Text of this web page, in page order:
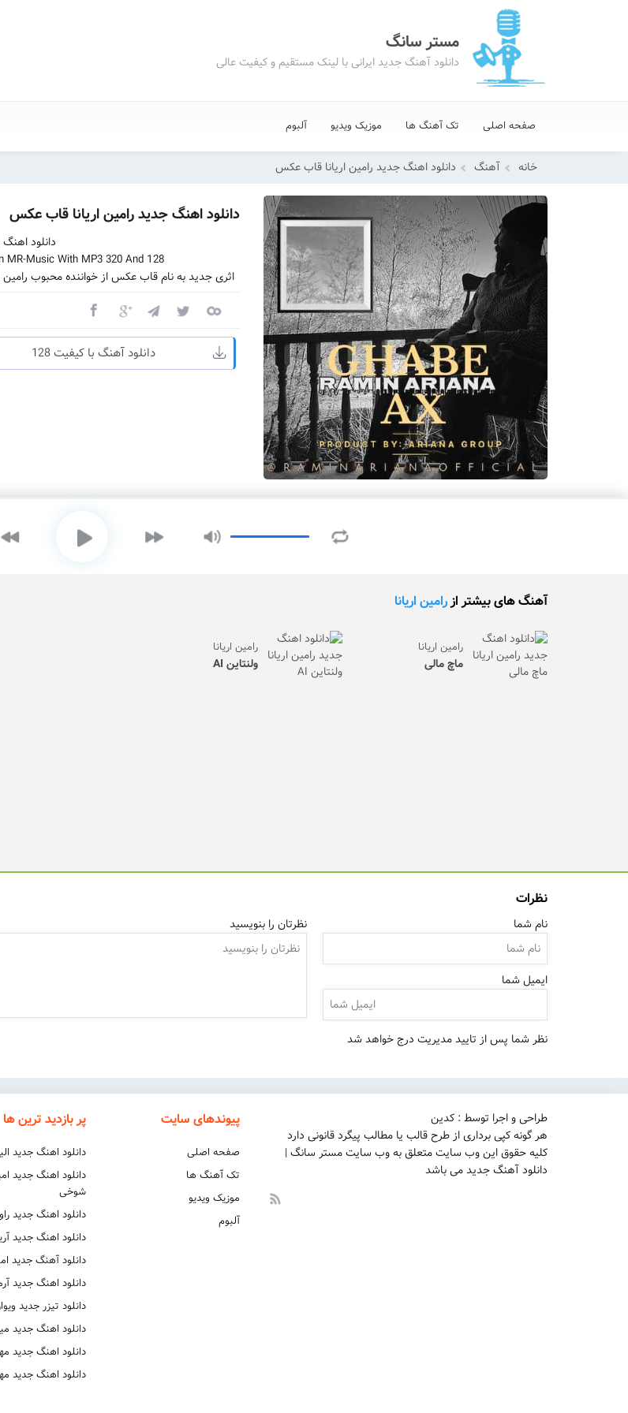
مستر سانگ
دانلود آهنگ جدید ایرانی با لینک مستقیم و کیفیت عالی
صفحه اصلی تک آهنگ ها موزیک ویدیو آلبوم
خانه آهنگ دانلود اهنگ جدید رامین اریانا قاب عکس
دانلود اهنگ جدید رامین اریانا قاب عکس
دانلود
MR-Music With MP3 320 And 128
اثری جدید به نام قاب عکس از خواننده محبوب
دانلود آهنگ با کیفیت 128
آهنگ های بیشتر ازرامین اریانا
رامین اریانا
ماچ مالی
رامین اریانا
ولنتاین AI
نظرات
نام شما
ایمیل شما
نظرتان را بنویسید
نظر شما پس از تایید مدیریت درج خواهد شد
طراحی و اجرا توسط : کدین
هر گونه کپی برداری از طرح قالب یا مطالب پیگرد قانونی دارد
کلیه حقوق این وب سایت متعلق به وب سایت مستر سانگ |
دانلود آهنگ جدید می باشد
پیوندهای سایت
صفحه اصلی
تک آهنگ ها
موزیک ویدیو
آلبوم
پر بازدید ترین ها
دانلود اهنگ جدید
دانلود اهنگ جدید
شوخی
دانلود اهنگ جدید
دانلود اهنگ جدید
دانلود آهنگ جدید
دانلود اهنگ جدید
دانلود تیزر جدید
دانلود اهنگ جدید
دانلود اهنگ جدید
دانلود اهنگ جدید